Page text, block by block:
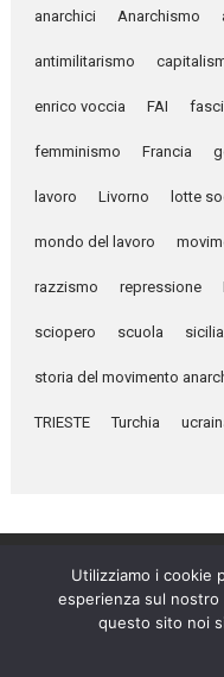
anarchici Anarchismo
antimilitarismo
enrico voccia FAI
femminismo Francia
lavoro Livorno lotte
mondo del lavoro
razzismo repressione
sciopero scuola sicilia
storia del movimento
TRIESTE Turchia
Settimanale anarchico
Utilizziamo i cookie
esperienza sul
questo sito noi